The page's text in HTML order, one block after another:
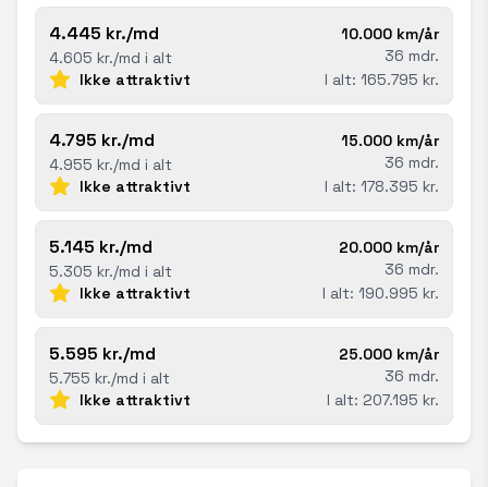
4.445 kr./md
4.605 kr./md i alt
10.000 km/år
36 mdr.
Ikke attraktivt
I alt: 165.795 kr.
4.795 kr./md
4.955 kr./md i alt
15.000 km/år
36 mdr.
Ikke attraktivt
I alt: 178.395 kr.
5.145 kr./md
5.305 kr./md i alt
20.000 km/år
36 mdr.
Ikke attraktivt
I alt: 190.995 kr.
5.595 kr./md
5.755 kr./md i alt
25.000 km/år
36 mdr.
Ikke attraktivt
I alt: 207.195 kr.